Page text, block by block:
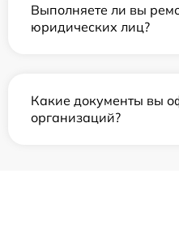
Выполняете ли вы
юридических лиц?
Какие документы вы
организаций?